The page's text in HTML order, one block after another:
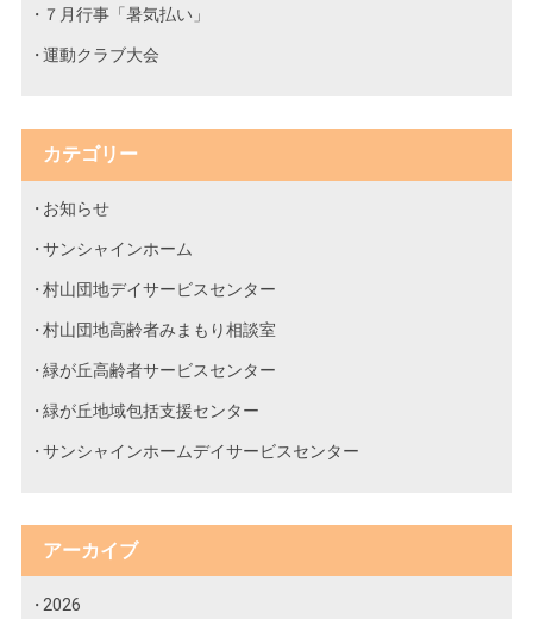
７月行事「暑気払い」
運動クラブ大会
カテゴリー
お知らせ
サンシャインホーム
村山団地デイサービスセンター
村山団地高齢者みまもり相談室
緑が丘高齢者サービスセンター
緑が丘地域包括支援センター
サンシャインホームデイサービスセンター
アーカイブ
2026